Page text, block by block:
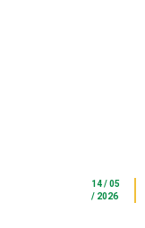
14 / 05
/ 2026